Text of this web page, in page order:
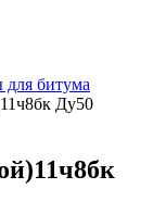
битума
Ду50